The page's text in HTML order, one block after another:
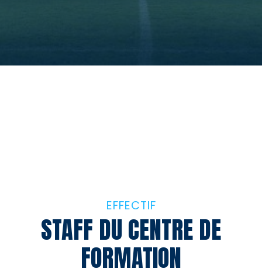
EFFECTIF
STAFF DU CENTRE DE
FORMATION